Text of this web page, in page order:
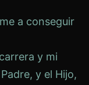
a conseguir
y mi
Padre, y el Hijo,